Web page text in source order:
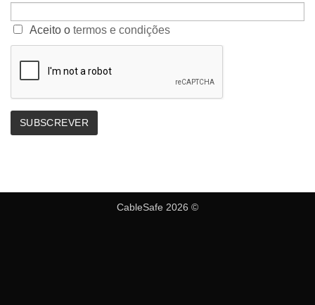
Aceito o termos e condições
CableSafe 2026 ©